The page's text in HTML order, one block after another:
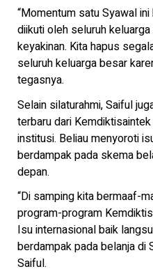
“Momentum satu Syawal
diikuti oleh seluruh
keyakinan. Kita hapus
seluruh keluarga besar
tegasnya.
Selain silaturahmi, Saiful
terbaru dari
institusi. Beliau menyoroti
berdampak pada skema
depan.
“Di samping kita bermaaf-
program-program
Isu internasional baik
berdampak pada belanja di
Saiful.